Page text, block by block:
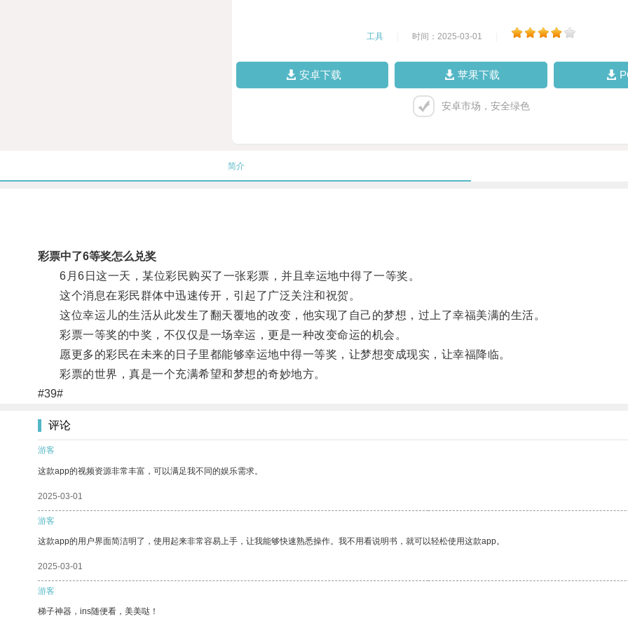
工具 时间：2025-03-01
安卓下载 苹果下载
安卓市场，安全绿色
简介
彩票中了6等奖怎么兑奖
6月6日这一天，某位彩民购买了一张彩票，并且幸运地中得了一等奖。
这个消息在彩民群体中迅速传开，引起了广泛关注和祝贺。
这位幸运儿的生活从此发生了翻天覆地的改变，他实现了自己的梦想，过上了幸福美满的生活。
彩票一等奖的中奖，不仅仅是一场幸运，更是一种改变命运的机会。
愿更多的彩民在未来的日子里都能够幸运地中得一等奖，让梦想变成现实，让幸福降临。
彩票的世界，真是一个充满希望和梦想的奇妙地方。
#39#
评论
游客
这款app的视频资源非常丰富，可以满足我不同的娱乐需求。
2025-03-01
游客
这款app的用户界面简洁明了，使用起来非常容易上手，让我能够快速熟悉操作。我不用看说明书，就可以轻松使用这款app。
2025-03-01
游客
梯子神器，ins随便看，美美哒！